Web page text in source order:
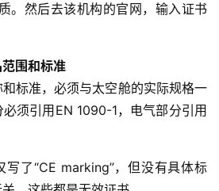
。然后去该机构的官网，输入证书
围和标准
标准，必须与太空舱的实际规格一
须引用EN 1090-1，电气部分引用
写了“CE marking”，但没有具体标